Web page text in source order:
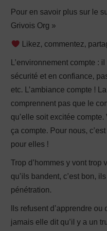
Pour en savoir plus sur le
Grivois Org »
Likez, commentez,
L’environnement compte :
sécurité et en confiance,
etc. L’ambiance compte !
comprennent pas que le
qu’elle soit excitée
ça compte. Pour nous,
pour elles !
Trop d’hommes y vont trop
qu’ils bandent, c’est bon,
pénétration.
Ils refusent d’apprendre
jamais elle dit qu’il y a un